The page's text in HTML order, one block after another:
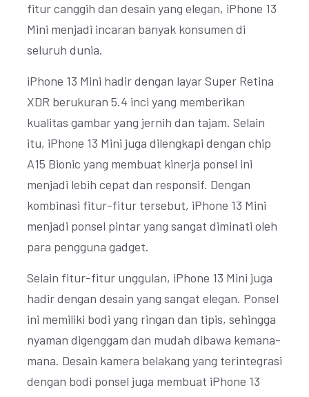
fitur canggih dan desain yang elegan, iPhone 13
Mini menjadi incaran banyak konsumen di
seluruh dunia.
iPhone 13 Mini hadir dengan layar Super Retina
XDR berukuran 5.4 inci yang memberikan
kualitas gambar yang jernih dan tajam. Selain
itu, iPhone 13 Mini juga dilengkapi dengan chip
A15 Bionic yang membuat kinerja ponsel ini
menjadi lebih cepat dan responsif. Dengan
kombinasi fitur-fitur tersebut, iPhone 13 Mini
menjadi ponsel pintar yang sangat diminati oleh
para pengguna gadget.
Selain fitur-fitur unggulan, iPhone 13 Mini juga
hadir dengan desain yang sangat elegan. Ponsel
ini memiliki bodi yang ringan dan tipis, sehingga
nyaman digenggam dan mudah dibawa kemana-
mana. Desain kamera belakang yang terintegrasi
dengan bodi ponsel juga membuat iPhone 13